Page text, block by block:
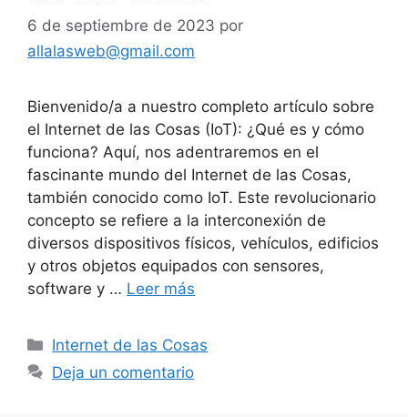
6 de septiembre de 2023 por
allalasweb@gmail.com
Bienvenido/a a nuestro completo artículo sobre
el Internet de las Cosas (IoT): ¿Qué es y cómo
funciona? Aquí, nos adentraremos en el
fascinante mundo del Internet de las Cosas,
también conocido como IoT. Este revolucionario
concepto se refiere a la interconexión de
diversos dispositivos físicos, vehículos, edificios
y otros objetos equipados con sensores,
software y … Leer más
Categorías
Internet de las Cosas
Deja un comentario